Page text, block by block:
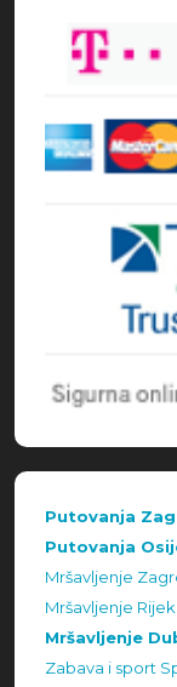
Putovanja
Putovanja
Mršavljenje
Mršavljenje
Mršavljenje
Zabava i sport